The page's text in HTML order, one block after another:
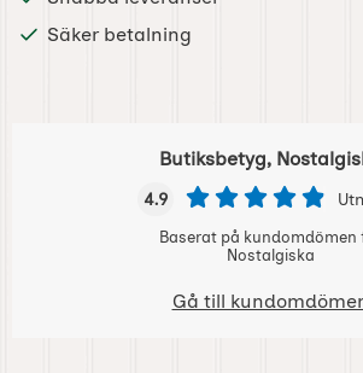
Säker betalning
Butiksbetyg,
4.9
Baserat på kundomdömen
Nostalgiska
Gå till